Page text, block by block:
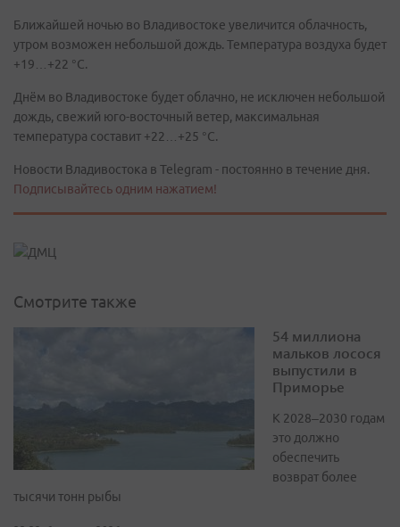
Ближайшей ночью во Владивостоке увеличится облачность,
утром возможен небольшой дождь. Температура воздуха будет
+19…+22 °С.
Днём во Владивостоке будет облачно, не исключен небольшой
дождь, свежий юго-восточный ветер, максимальная
температура составит +22…+25 °С.
Новости Владивостока в Telegram - постоянно в течение дня.
Подписывайтесь одним нажатием!
Смотрите также
54 миллиона
мальков лосося
выпустили в
Приморье
К 2028–2030 годам
это должно
обеспечить
возврат более
тысячи тонн рыбы